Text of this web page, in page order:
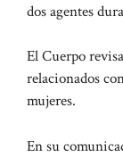
dos agentes
El Cuerpo
relacionados
mujeres.
En su